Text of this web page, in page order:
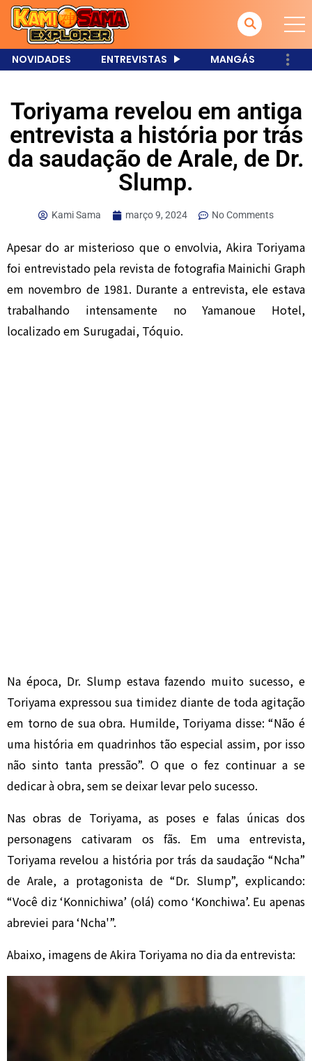
NOVIDADES ENTREVISTAS MANGÁS
Toriyama revelou em antiga
entrevista a história por trás
da saudação de Arale, de Dr.
Slump.
Kami Sama março 9, 2024 No Comments
Apesar do ar misterioso que o envolvia, Akira Toriyama
foi entrevistado pela revista de fotografia Mainichi Graph
em novembro de 1981. Durante a entrevista, ele estava
trabalhando intensamente no Yamanoue Hotel,
localizado em Surugadai, Tóquio.
Na época, Dr. Slump estava fazendo muito sucesso, e
Toriyama expressou sua timidez diante de toda agitação
em torno de sua obra. Humilde, Toriyama disse: “Não é
uma história em quadrinhos tão especial assim, por isso
não sinto tanta pressão”. O que o fez continuar a se
dedicar à obra, sem se deixar levar pelo sucesso.
Nas obras de Toriyama, as poses e falas únicas dos
personagens cativaram os fãs. Em uma entrevista,
Toriyama revelou a história por trás da saudação “Ncha”
de Arale, a protagonista de “Dr. Slump”, explicando:
“Você diz ‘Konnichiwa’ (olá) como ‘Konchiwa’. Eu apenas
abreviei para ‘Ncha'”.
Abaixo, imagens de Akira Toriyama no dia da entrevista: